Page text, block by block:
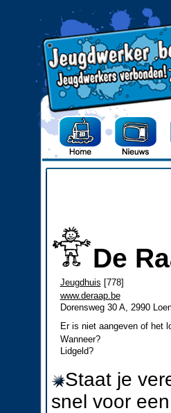
De
Jeugdhuis [778]
www.deraap.be
Dorensweg 30 A, 2990
Er is niet aangeven of het
Wanneer?
Lidgeld?
Staat je
snel voor